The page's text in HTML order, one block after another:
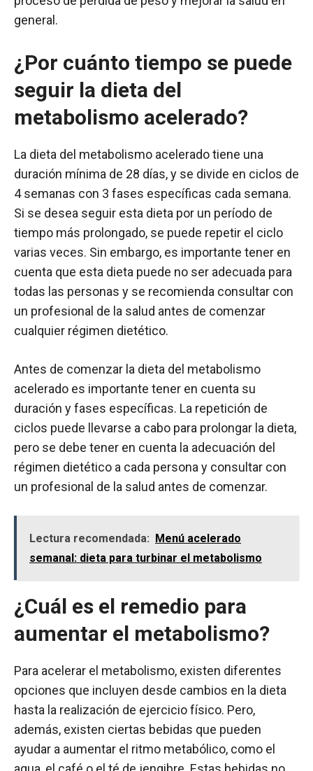
general.
¿Por cuánto tiempo se puede
seguir la dieta del
metabolismo acelerado?
La dieta del metabolismo acelerado tiene una
duración mínima de 28 días, y se divide en ciclos de
4 semanas con 3 fases específicas cada semana.
Si se desea seguir esta dieta por un período de
tiempo más prolongado, se puede repetir el ciclo
varias veces. Sin embargo, es importante tener en
cuenta que esta dieta puede no ser adecuada para
todas las personas y se recomienda consultar con
un profesional de la salud antes de comenzar
cualquier régimen dietético.
Antes de comenzar la dieta del metabolismo
acelerado es importante tener en cuenta su
duración y fases específicas. La repetición de
ciclos puede llevarse a cabo para prolongar la dieta,
pero se debe tener en cuenta la adecuación del
régimen dietético a cada persona y consultar con
un profesional de la salud antes de comenzar.
Lectura recomendada: Menú acelerado
semanal: dieta para turbinar el metabolismo
¿Cuál es el remedio para
aumentar el metabolismo?
Para acelerar el metabolismo, existen diferentes
opciones que incluyen desde cambios en la dieta
hasta la realización de ejercicio físico. Pero,
además, existen ciertas bebidas que pueden
ayudar a aumentar el ritmo metabólico, como el